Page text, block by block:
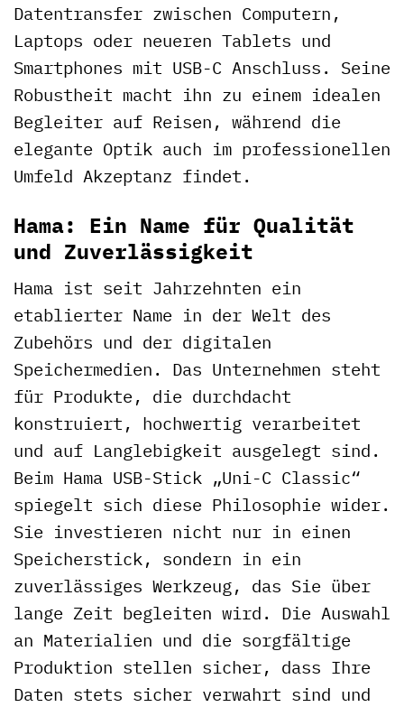
Datentransfer zwischen Computern,
Laptops oder neueren Tablets und
Smartphones mit USB-C Anschluss. Seine
Robustheit macht ihn zu einem idealen
Begleiter auf Reisen, während die
elegante Optik auch im professionellen
Umfeld Akzeptanz findet.
Hama: Ein Name für Qualität
und Zuverlässigkeit
Hama ist seit Jahrzehnten ein
etablierter Name in der Welt des
Zubehörs und der digitalen
Speichermedien. Das Unternehmen steht
für Produkte, die durchdacht
konstruiert, hochwertig verarbeitet
und auf Langlebigkeit ausgelegt sind.
Beim Hama USB-Stick „Uni-C Classic“
spiegelt sich diese Philosophie wider.
Sie investieren nicht nur in einen
Speicherstick, sondern in ein
zuverlässiges Werkzeug, das Sie über
lange Zeit begleiten wird. Die Auswahl
an Materialien und die sorgfältige
Produktion stellen sicher, dass Ihre
Daten stets sicher verwahrt sind und